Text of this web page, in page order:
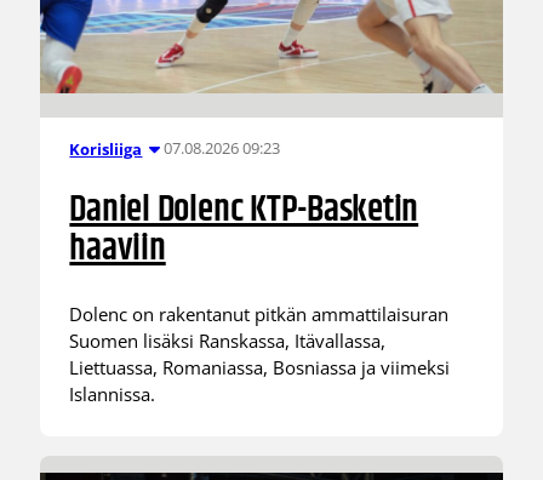
Korisliiga 07.08.2026 09:23
Daniel Dolenc KTP-Basketin
haaviin
Dolenc on rakentanut pitkän ammattilaisuran
Suomen lisäksi Ranskassa, Itävallassa,
Liettuassa, Romaniassa, Bosniassa ja viimeksi
Islannissa.